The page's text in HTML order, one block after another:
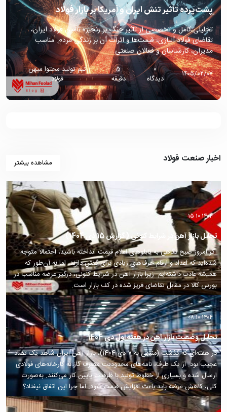
پشت‌پرده تأثیر تنش ایران و آمریکا بر بازار فولاد
تحلیلی کامل و تخصصی از تاثیر جنگ بر زنجیره تامین فولاد ایران،
تقاضای فولاد آلیاژی، قیمت‌ها و اثرات آن بر زندگی مردم. مناسب
مدیران، کارشناسان و فعالان صنعتی.
۱۴۰۵/۰۲/۰۷
۰
دیدگاه
5
دقیقه
تیم تولید محتوا میهن
فولاد
اخبار صنعت فولاد مشاهده بیشتر
۱۴۰۴ ۱۰ ۱۵
تحلیل بازار آهن در شرایط کنونی (گزارش 15 دی 1404)
اگر امروز صبح نگاهی به تابلوهای اعلام قیمت انداخته باشید، احتمالا متوجه
شده‌اید که اعداد و ارقام حرف‌های زیادی برای گفتن دارند، اما نه آن‌طور که
همیشه عادت داشته‌ایم. زیرا بازار آهن در شرایط کنونی، درگیر عرضه مناسب در
بورس کالا در مقابل تقاضای فریز شده در کف بازار است.
۱۴۰۴ ۱۰ ۰۸
تحلیل وضعیت بازار آهن در هفته اول دی 1404
در هفته‌ای که گذشت (منتهی به 7 دی 1404)، بازار آهن ایران شاهد یک تضاد
عجیب بود. از یک طرف، نامه‌های محدودیت مصرف گاز به کارخانه‌های فولادی
ارسال شده و بسیاری از خطوط تولید با ظرفیت پایین کار می‌کنند. به‌صورت
کلی، کاهش عرضه باید باعث افزایش قیمت شود. اما چرا این اتفاق نیفتاد؟